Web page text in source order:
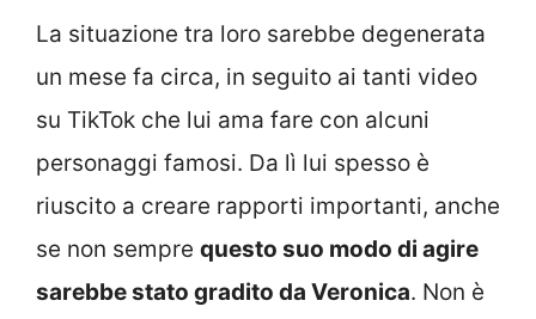
La situazione tra loro sarebbe degenerata
un mese fa circa, in seguito ai tanti video
su TikTok che lui ama fare con alcuni
personaggi famosi. Da lì lui spesso è
riuscito a creare rapporti importanti, anche
se non sempre questo suo modo di agire
sarebbe stato gradito da Veronica. Non è